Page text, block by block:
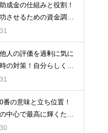
成金の仕組みと役割！
させるための資金調達
人の評価を過剰に気に
の対策！自分らしく踊
番の意味と立ち位置！
中心で最高に輝くため